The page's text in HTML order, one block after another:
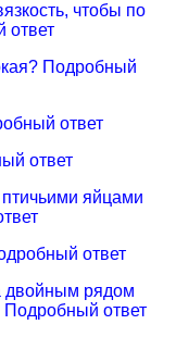
чтобы по
ответ
Подробный
ответ
ответ
птичьими яйцами
ответ
двойным рядом
Подробный ответ